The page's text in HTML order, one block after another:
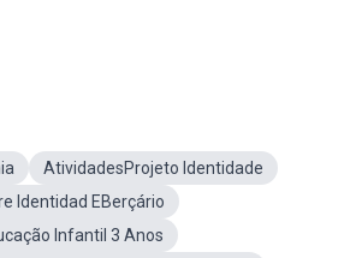
AtividadesProjeto Identidade
Identidad EBerçário
Infantil 3 Anos